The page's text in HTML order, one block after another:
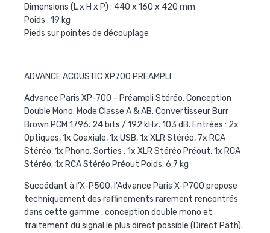
Dimensions (L x H x P) : 440 x 160 x 420 mm
Poids : 19 kg
Pieds sur pointes de découplage
ADVANCE ACOUSTIC XP700 PREAMPLI
Advance Paris XP-700 - Préampli Stéréo. Conception
Double Mono. Mode Classe A & AB. Convertisseur Burr
Brown PCM 1796. 24 bits / 192 kHz. 103 dB. Entrées : 2x
Optiques, 1x Coaxiale, 1x USB, 1x XLR Stéréo, 7x RCA
Stéréo, 1x Phono. Sorties : 1x XLR Stéréo Préout, 1x RCA
Stéréo, 1x RCA Stéréo Préout Poids: 6,7 kg
Succédant à l’X-P500, l'Advance Paris X-P700 propose
techniquement des raffinements rarement rencontrés
dans cette gamme : conception double mono et
traitement du signal le plus direct possible (Direct Path).